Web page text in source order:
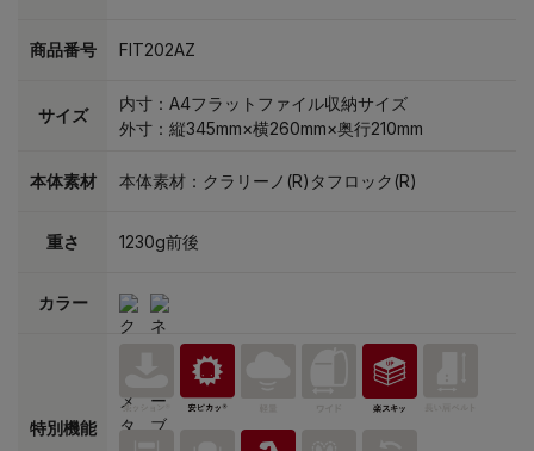
商品番号 FIT202AZ
サイズ
内寸：A4フラットファイル収納サイズ
外寸：縦345mm×横260mm×奥行210mm
本体素材 本体素材：クラリーノ(R)タフロック(R)
重さ 1230g前後
カラー
特別機能